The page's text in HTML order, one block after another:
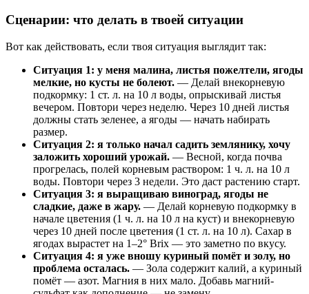
Сценарии: что делать в твоей ситуации
Вот как действовать, если твоя ситуация выглядит так:
Ситуация 1: у меня малина, листья пожелтели, ягоды
мелкие, но кусты не болеют. — Делай внекорневую
подкормку: 1 ст. л. на 10 л воды, опрыскивай листья
вечером. Повтори через неделю. Через 10 дней листья
должны стать зеленее, а ягоды — начать набирать
размер.
Ситуация 2: я только начал садить землянику, хочу
заложить хороший урожай. — Весной, когда почва
прогрелась, полей корневым раствором: 1 ч. л. на 10 л
воды. Повтори через 3 недели. Это даст растению старт.
Ситуация 3: я выращиваю виноград, ягоды не
сладкие, даже в жару. — Делай корневую подкормку в
начале цветения (1 ч. л. на 10 л на куст) и внекорневую
через 10 дней после цветения (1 ст. л. на 10 л). Сахар в
ягодах вырастет на 1–2° Brix — это заметно по вкусу.
Ситуация 4: я уже вношу куриный помёт и золу, но
проблема осталась. — Зола содержит калий, а куриный
помёт — азот. Магния в них мало. Добавь магний-